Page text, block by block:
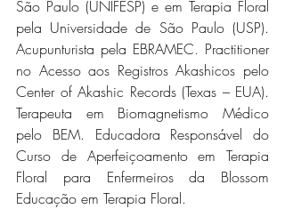
São Paulo (UNIFESP) e em Terapia Floral
pela Universidade de São Paulo (USP).
Acupunturista pela EBRAMEC. Practitioner
no Acesso aos Registros Akashicos pelo
Center of Akashic Records (Texas – EUA).
Terapeuta em Biomagnetismo Médico
pelo BEM. Educadora Responsável do
Curso de Aperfeiçoamento em Terapia
Floral para Enfermeiros da Blossom
Educação em Terapia Floral.